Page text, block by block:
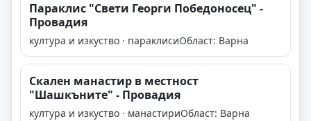
Параклис "Свети Георги Победоносец" -
Провадия
култура и изкуство · параклисиОбласт: Варна
Скален манастир в местност
"Шашкъните" - Провадия
култура и изкуство · манастириОбласт: Варна